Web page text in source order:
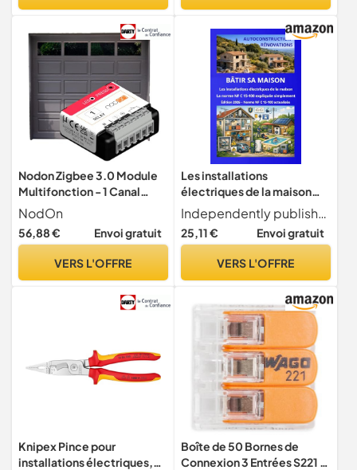
Nodon Zigbee 3.0 Module
Multifonction - 1 Canal
Contact Sec Zigbee
NodOn
56,88 € Envoi gratuit
VERS L'OFFRE
Les installations
électriques de la maison
Norme NF C 15-100
actualisé: Guide clair et
accessible pour
autoconstructeurs
Independently published
25,11 € Envoi gratuit
VERS L'OFFRE
Knipex Pince pour
installations électriques,
Boîte de 50 Bornes de
Connexion 3 Entrées S221 –